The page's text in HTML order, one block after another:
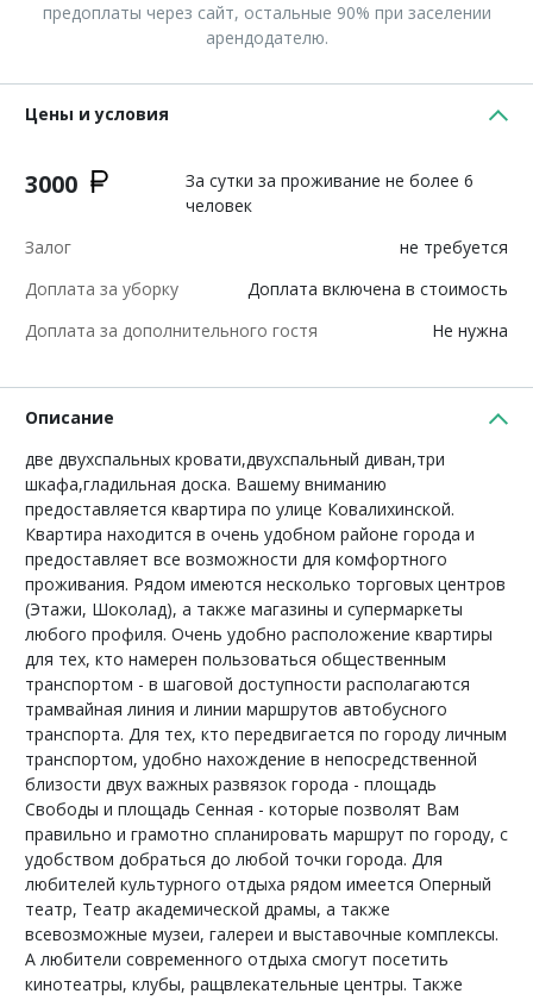
предоплаты через сайт, остальные 90% при заселении
арендодателю.
Цены и условия
3000
За сутки за проживание не более 6
человек
Залог
не требуется
Доплата за уборку
Доплата включена в стоимость
Доплата за дополнительного гостя
Не нужна
Описание
две двухспальных кровати,двухспальный диван,три
шкафа,гладильная доска. Вашему вниманию
предоставляется квартира по улице Ковалихинской.
Квартира находится в очень удобном районе города и
предоставляет все возможности для комфортного
проживания. Рядом имеются несколько торговых центров
(Этажи, Шоколад), а также магазины и супермаркеты
любого профиля. Очень удобно расположение квартиры
для тех, кто намерен пользоваться общественным
транспортом - в шаговой доступности располагаются
трамвайная линия и линии маршрутов автобусного
транспорта. Для тех, кто передвигается по городу личным
транспортом, удобно нахождение в непосредственной
близости двух важных развязок города - площадь
Свободы и площадь Сенная - которые позволят Вам
правильно и грамотно спланировать маршрут по городу, с
удобством добраться до любой точки города. Для
любителей культурного отдыха рядом имеется Оперный
театр, Театр академической драмы, а также
всевозможные музеи, галереи и выставочные комплексы.
А любители современного отдыха смогут посетить
кинотеатры, клубы, ращвлекательные центры. Также